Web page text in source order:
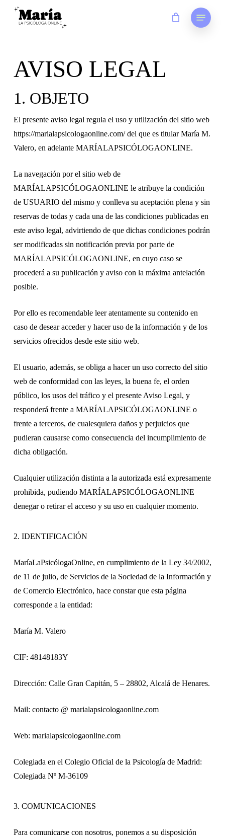
Menu
AVISO LEGAL
1. OBJETO
El presente aviso legal regula el uso y utilización del sitio web
https://marialapsicologaonline.com/ del que es titular María M.
Valero, en adelante MARÍALAPSICÓLOGAONLINE.
La navegación por el sitio web de
MARÍALAPSICÓLOGAONLINE le atribuye la condición
de USUARIO del mismo y conlleva su aceptación plena y sin
reservas de todas y cada una de las condiciones publicadas en
este aviso legal, advirtiendo de que dichas condiciones podrán
ser modificadas sin notificación previa por parte de
MARÍALAPSICÓLOGAONLINE, en cuyo caso se
procederá a su publicación y aviso con la máxima antelación
posible.
Por ello es recomendable leer atentamente su contenido en
caso de desear acceder y hacer uso de la información y de los
servicios ofrecidos desde este sitio web.
El usuario, además, se obliga a hacer un uso correcto del sitio
web de conformidad con las leyes, la buena fe, el orden
público, los usos del tráfico y el presente Aviso Legal, y
responderá frente a MARÍALAPSICÓLOGAONLINE o
frente a terceros, de cualesquiera daños y perjuicios que
pudieran causarse como consecuencia del incumplimiento de
dicha obligación.
Cualquier utilización distinta a la autorizada está expresamente
prohibida, pudiendo MARÍALAPSICÓLOGAONLINE
denegar o retirar el acceso y su uso en cualquier momento.
2. IDENTIFICACIÓN
MaríaLaPsicólogaOnline, en cumplimiento de la Ley 34/2002,
de 11 de julio, de Servicios de la Sociedad de la Información y
de Comercio Electrónico, hace constar que esta página
corresponde a la entidad:
María M. Valero
CIF: 48148183Y
Dirección: Calle Gran Capitán, 5 – 28802, Alcalá de Henares.
Mail: contacto @ marialapsicologaonline.com
Web: marialapsicologaonline.com
Colegiada en el Colegio Oficial de la Psicología de Madrid:
Colegiada Nº M-36109
3. COMUNICACIONES
Para comunicarse con nosotros, ponemos a su disposición